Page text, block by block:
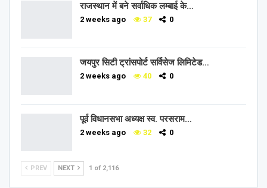
राजस्थान में बने सर्वाधिक लम्बाई के…
2 weeks ago 37 0
जयपुर सिटी ट्रांसपोर्ट सर्विसेज लिमिटेड…
2 weeks ago 40 0
पूर्व विधानसभा अध्यक्ष स्व. परसराम…
2 weeks ago 32 0
PREV NEXT 1 of 2,116